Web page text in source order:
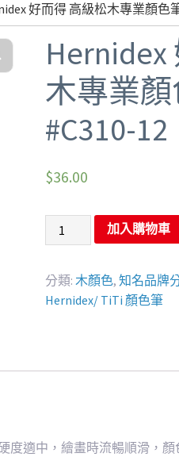
好而得 高級松木專業顏色
木專業
#C310-12
$36.00
加入購物車
分類: 木顏色, 知名品牌
Hernidex/ TiTi 顏色筆
適中，繪畫時流暢順滑，